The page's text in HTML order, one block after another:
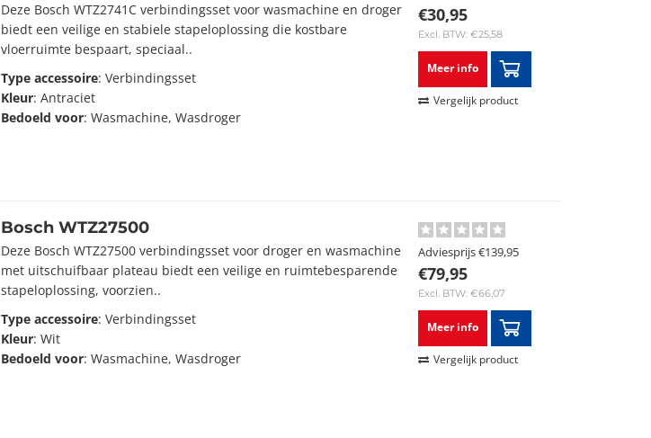
Deze Bosch WTZ2741C verbindingsset voor wasmachine en droger
biedt een veilige en stabiele stapeloplossing die kostbare
vloerruimte bespaart, speciaal..
Type accessoire: Verbindingsset
Kleur: Antraciet
Bedoeld voor: Wasmachine, Wasdroger
€30,95
Excl. BTW: €25,58
Meer info
Vergelijk product
Bosch WTZ27500
Deze Bosch WTZ27500 verbindingsset voor droger en wasmachine
met uitschuifbaar plateau biedt een veilige en ruimtebesparende
stapeloplossing, voorzien..
Type accessoire: Verbindingsset
Kleur: Wit
Bedoeld voor: Wasmachine, Wasdroger
Adviesprijs€139,95
€79,95
Excl. BTW: €66,07
Meer info
Vergelijk product